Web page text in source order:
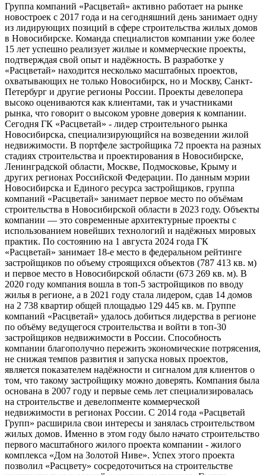
Группа компаний «Расцветай» активно работает на рынке
новостроек с 2017 года и на сегодняшний день занимает одну
из лидирующих позиций в сфере строительства жилых домов
в Новосибирске. Команда специалистов компании уже более
15 лет успешно реализует жилые и коммерческие проекты,
подтверждая свой опыт и надёжность. В разработке у
«Расцветай» находится несколько масштабных проектов,
охватывающих не только Новосибирск, но и Москву, Санкт-
Петербург и другие регионы России. Проекты девелопера
высоко оцениваются как клиентами, так и участниками
рынка, что говорит о высоком уровне доверия к компании.
Сегодня ГК «Расцветай» - лидер строительного рынка
Новосибирска, специализирующийся на возведении жилой
недвижимости. В портфеле застройщика 72 проекта на разных
стадиях строительства и проектирования в Новосибирске,
Ленинградской области, Москве, Подмосковье, Крыму и
других регионах Российской Федерации. По данным мэрии
Новосибирска и Единого ресурса застройщиков, группа
компаний «Расцветай» занимает первое место по объёмам
строительства в Новосибирской области в 2023 году. Объекты
компании — это современные архитектурные проекты с
использованием новейших технологий и надёжных мировых
практик. По состоянию на 1 августа 2024 года ГК
«Расцветай» занимает 18-е место в федеральном рейтинге
застройщиков по объему строящихся объектов (787 413 кв. м)
и первое место в Новосибирской области (673 269 кв. м). В
2020 году компания вошла в топ-5 застройщиков по вводу
жилья в регионе, а в 2021 году стала лидером, сдав 14 домов
на 2 738 квартир общей площадью 129 445 кв. м. Группе
компаний «Расцветай» удалось добиться лидерства в регионе
по объёму ведущегося строительства и войти в топ-30
застройщиков недвижимости в России. Способность
компании благополучно пережить экономические потрясения,
не снижая темпов развития и запуска новых проектов,
является показателем надёжности и сигналом для клиентов о
том, что такому застройщику можно доверять. Компания была
основана в 2007 году и первые семь лет специализировалась
на строительстве и девелопменте коммерческой
недвижимости в регионах России. С 2014 года «Расцветай
Групп» расширила свои интересы и занялась строительством
жилых домов. Именно в этом году было начато строительство
первого масштабного жилого проекта компании - жилого
комплекса «Дом на Золотой Ниве». Успех этого проекта
позволил «Расцвету» сосредоточиться на строительстве